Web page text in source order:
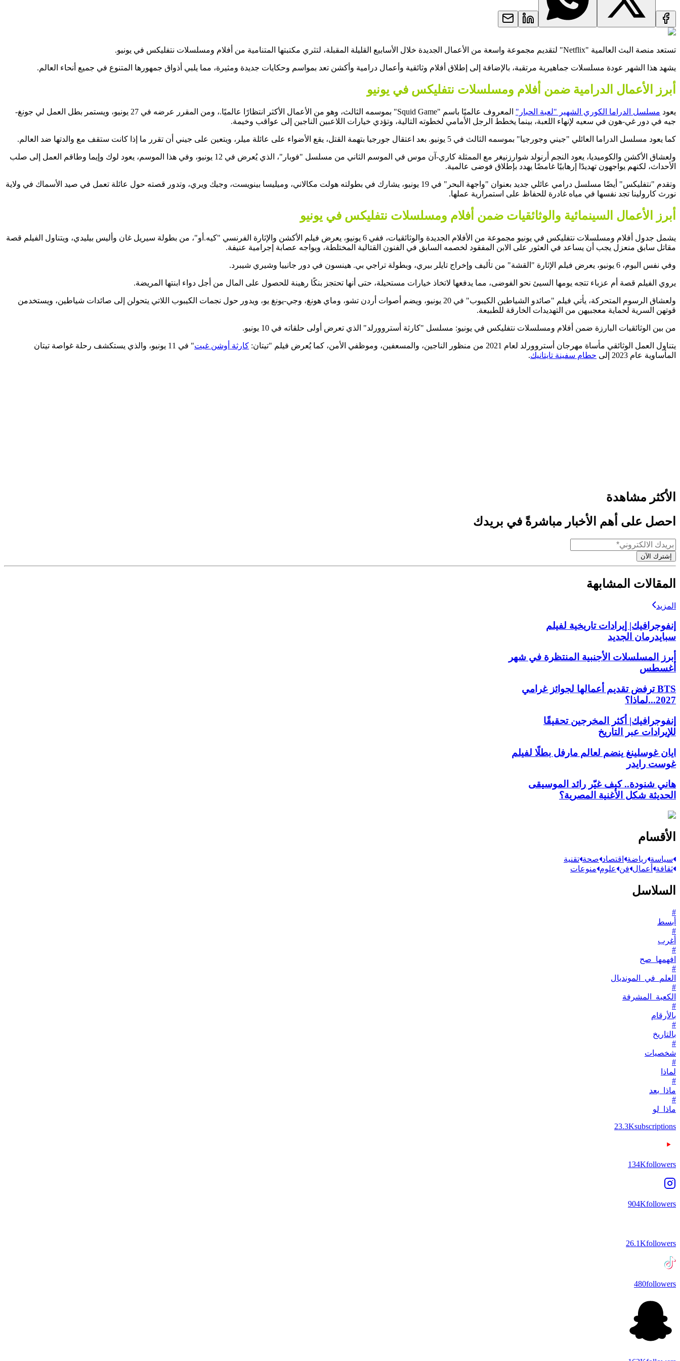
تستعد منصة البث العالمية "Netflix" لتقديم مجموعة واسعة من الأعمال الجديدة خلال الأسابيع القليلة المقبلة، لتثري مكتبتها المتنامية من أفلام ومسلسلات نتفليكس في يونيو.
يشهد هذا الشهر عودة مسلسلات جماهيرية مرتقبة، بالإضافة إلى إطلاق أفلام وثائقية وأعمال درامية وأكشن تعد بمواسم وحكايات جديدة ومثيرة، مما يلبي أذواق جمهورها المتنوع في جميع أنحاء العالم.
أبرز الأعمال الدرامية ضمن أفلام ومسلسلات نتفليكس في يونيو
يعود مسلسل الدراما الكوري الشهير "لعبة الحبار"
المعروف عالميًا باسم "Squid Game" بموسمه الثالث، وهو من الأعمال الأكثر انتظارًا عالميًا.، ومن المقرر عرضه في 27 يونيو، ويستمر بطل العمل لي جونغ-
جيه في دور غي-هون في سعيه لإنهاء اللعبة، بينما يخطط الرجل الأمامي لخطوته التالية، وتؤدي خيارات اللاعبين الناجين إلى عواقب وخيمة.
كما يعود مسلسل الدراما العائلي "جيني وجورجيا" بموسمه الثالث في 5 يونيو. بعد اعتقال جورجيا بتهمة القتل، يقع الأضواء على عائلة ميلر، ويتعين على جيني أن تقرر ما إذا كانت ستقف مع والدتها ضد العالم.
ولعشاق الأكشن والكوميديا، يعود النجم أرنولد شوارزنيغر مع الممثلة كاري-آن موس في الموسم الثاني من مسلسل "فوبار"، الذي يُعرض في 12 يونيو، وفي هذا الموسم، يعود لوك وإيما وطاقم العمل إلى صلب
الأحداث، لكنهم يواجهون تهديدًا إرهابيًا غامضًا يهدد بإطلاق فوضى عالمية.
وتقدم "نتفليكس" أيضًا مسلسل درامي عائلي جديد بعنوان "واجهة البحر" في 19 يونيو، يشارك في بطولته هولت مكالاني، وميليسا بينويست، وجيك ويري، وتدور قصته حول عائلة تعمل في صيد الأسماك في ولاية
نورث كارولينا تجد نفسها في مياه غادرة للحفاظ على استمرارية عملها.
أبرز الأعمال السينمائية والوثائقيات ضمن أفلام ومسلسلات نتفليكس في يونيو
يشمل جدول أفلام ومسلسلات نتفليكس في يونيو مجموعة من الأفلام الجديدة والوثائقيات، ففي 6 يونيو، يعرض فيلم الأكشن والإثارة الفرنسي "كيه.أو"، من بطولة سيريل غان وأليس بيليدي، ويتناول الفيلم قصة
مقاتل سابق منعزل يجب أن يساعد في العثور على الابن المفقود لخصمه السابق في الفنون القتالية المختلطة، ويواجه عصابة إجرامية عنيفة.
وفي نفس اليوم، 6 يونيو، يعرض فيلم الإثارة "القشة" من تأليف وإخراج تايلر بيري، وبطولة تراجي بي. هينسون في دور جانييا وشيري شيبرد.
يروي الفيلم قصة أم عزباء تتجه يومها السيئ نحو الفوضى، مما يدفعها لاتخاذ خيارات مستحيلة، حتى أنها تحتجز بنكًا رهينة للحصول على المال من أجل دواء ابنتها المريضة.
ولعشاق الرسوم المتحركة، يأتي فيلم "صائدو الشياطين الكيبوب" في 20 يونيو، ويضم أصوات أردن تشو، وماي هونغ، وجي-يونغ يو، ويدور حول نجمات الكيبوب اللاتي يتحولن إلى صائدات شياطين، ويستخدمن
قوتهن السرية لحماية معجبيهن من التهديدات الخارقة للطبيعة.
من بين الوثائقيات البارزة ضمن أفلام ومسلسلات نتفليكس في يونيو: مسلسل "كارثة أستروورلد" الذي تعرض أولى حلقاته في 10 يونيو.
يتناول العمل الوثائقي مأساة مهرجان أستروورلد لعام 2021 من منظور الناجين، والمسعفين، وموظفي الأمن، كما يُعرض فيلم "تيتان: كارثة أوشن غيت
" في 11 يونيو، والذي يستكشف رحلة غواصة تيتان
المأساوية عام 2023 إلى
حطام سفينة تايتانيك.
الأكثر مشاهدة
احصل على أهم الأخبار مباشرةً في بريدك
إشترك الآن
المقالات المشابهة
المزيد
إنفوجرافيك| إيرادات تاريخية لفيلم
سبايدرمان الجديد
أبرز المسلسلات الأجنبية المنتظرة في شهر
أغسطس
BTS ترفض تقديم أعمالها لجوائز غرامي
2027...لماذا؟
إنفوجرافيك| أكثر المخرجين تحقيقًا
للإيرادات عبر التاريخ
ايان غوسلينغ ينضم لعالم مارفل بطلًا لفيلم
غوست رايدر
هاني شنودة.. كيف غيّر رائد الموسيقى
الحديثة شكل الأغنية المصرية؟
الأقسام
سياسة رياضة اقتصاد صحة تقنية
ثقافة
أعمال فن علوم منوعات
السلاسل
#
أبسط
#
أغرب
#
افهمها_صح
#
العلم_في_المونديال
#
الكعبة_المشرفة
#
بالأرقام
#
بالتاريخ
#
شخصيات
#
لماذا
#
ماذا_بعد
#
ماذا_لو
23.3Ksubscriptions
134Kfollowers
904Kfollowers
26.1Kfollowers
480followers